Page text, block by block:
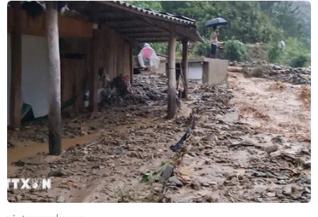
Điện mừng kỷ niệm lần thứ 74 Ngày
Quốc khánh Cộng hòa Arab Ai Cập
24/07/2026 00:00
Thảm sát ở Tây Bắc Nigeria, ít nhất
24 người đã thiệt mạng
23/07/2026 22:47